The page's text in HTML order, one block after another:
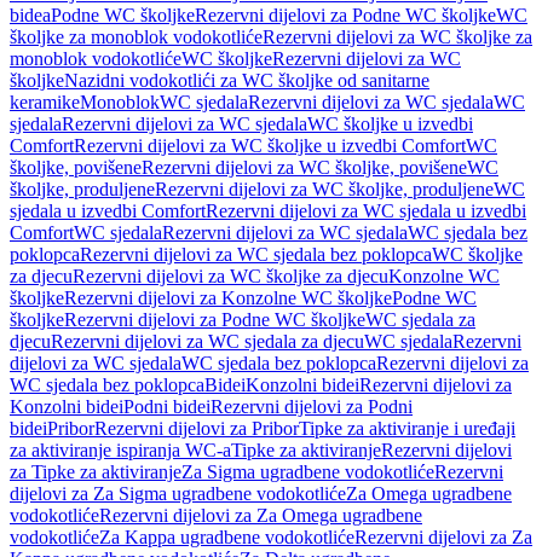
bideaPodne WC školjkeRezervni dijelovi za Podne WC školjkeWC
školjke za monoblok vodokotlićeRezervni dijelovi za WC školjke za
monoblok vodokotlićeWC školjkeRezervni dijelovi za WC
školjkeNazidni vodokotlići za WC školjke od sanitarne
keramikeMonoblokWC sjedalaRezervni dijelovi za WC sjedalaWC
sjedalaRezervni dijelovi za WC sjedalaWC školjke u izvedbi
ComfortRezervni dijelovi za WC školjke u izvedbi ComfortWC
školjke, povišeneRezervni dijelovi za WC školjke, povišeneWC
školjke, produljeneRezervni dijelovi za WC školjke, produljeneWC
sjedala u izvedbi ComfortRezervni dijelovi za WC sjedala u izvedbi
ComfortWC sjedalaRezervni dijelovi za WC sjedalaWC sjedala bez
poklopcaRezervni dijelovi za WC sjedala bez poklopcaWC školjke
za djecuRezervni dijelovi za WC školjke za djecuKonzolne WC
školjkeRezervni dijelovi za Konzolne WC školjkePodne WC
školjkeRezervni dijelovi za Podne WC školjkeWC sjedala za
djecuRezervni dijelovi za WC sjedala za djecuWC sjedalaRezervni
dijelovi za WC sjedalaWC sjedala bez poklopcaRezervni dijelovi za
WC sjedala bez poklopcaBideiKonzolni bideiRezervni dijelovi za
Konzolni bideiPodni bideiRezervni dijelovi za Podni
bideiPriborRezervni dijelovi za PriborTipke za aktiviranje i uređaji
za aktiviranje ispiranja WC-aTipke za aktiviranjeRezervni dijelovi
za Tipke za aktiviranjeZa Sigma ugradbene vodokotlićeRezervni
dijelovi za Za Sigma ugradbene vodokotlićeZa Omega ugradbene
vodokotlićeRezervni dijelovi za Za Omega ugradbene
vodokotlićeZa Kappa ugradbene vodokotlićeRezervni dijelovi za Za